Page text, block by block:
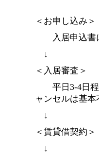
＜お申し込み＞
入居申込書
↓
＜入居審査＞
平日3-4日程
ャンセルは基本
↓
＜賃貸借契約＞
↓